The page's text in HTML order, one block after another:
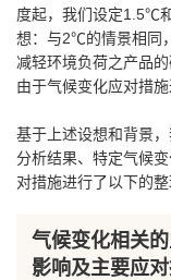
度起，我们设定1.5℃
想：与2℃的情景相同
减轻环境负荷之产品
由于气候变化应对措
基于上述设想和背景
分析结果、特定气候
对措施进行了以下的整
气候变化相关
影响及主要应